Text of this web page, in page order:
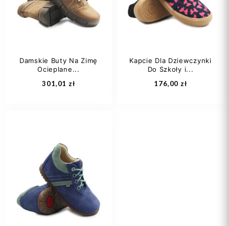
Damskie Buty Na Zimę
Ocieplane...
301,01 zł
36 37
Kapcie Dla Dziewczynki
Do Szkoły i...
176,00 zł